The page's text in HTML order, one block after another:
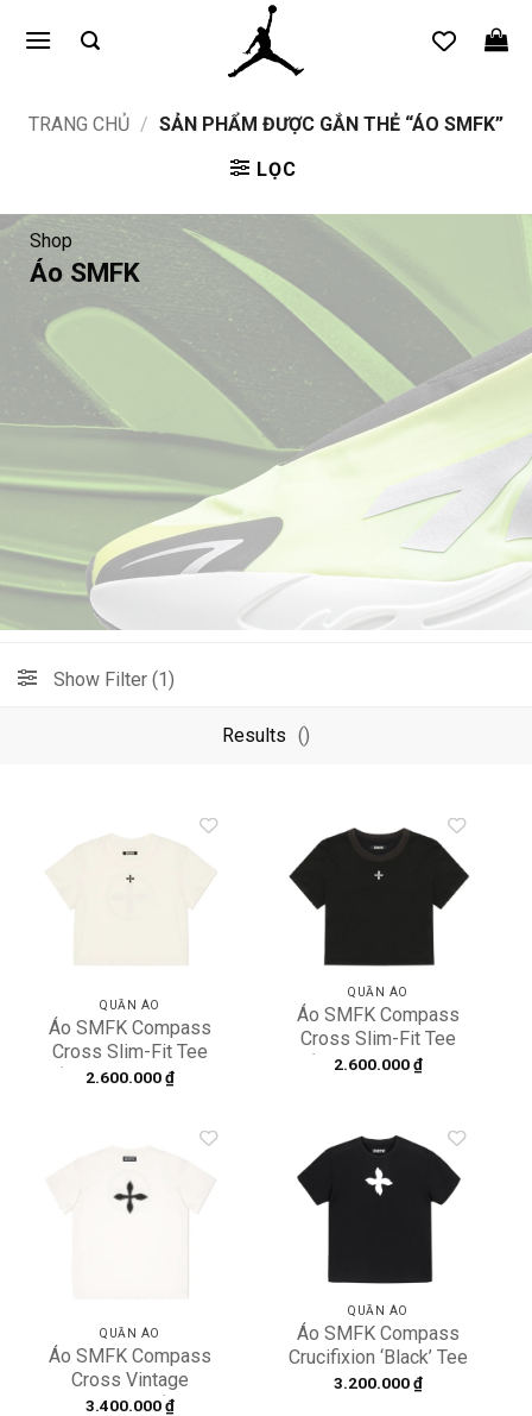
qua
TRANG CHỦ / SẢN PHẨM ĐƯỢC GẮN THẺ “ÁO SMFK”
LỌC
Shop
Áo SMFK
Show Filter (1)
Results ()
Add to
wishlist
QUẦN ÁO
Áo SMFK Compass
Cross Slim-Fit Tee
‘White’ DT001W1
2.600.000₫
Add to
wishlist
QUẦN ÁO
Áo SMFK Compass
Cross Slim-Fit Tee
‘Black’ DT001B1
2.600.000₫
Add to
QUẦN ÁO
Áo SMFK Compass
Cross Vintage
Oversize Tee ‘White’
3.400.000₫
Add to
wishlist
QUẦN ÁO
Áo SMFK Compass
Crucifixion ‘Black’ Tee
CT001BB
3.200.000₫